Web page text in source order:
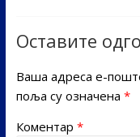
Оставите
Ваша адреса е-
поља су означена *
Коментар *